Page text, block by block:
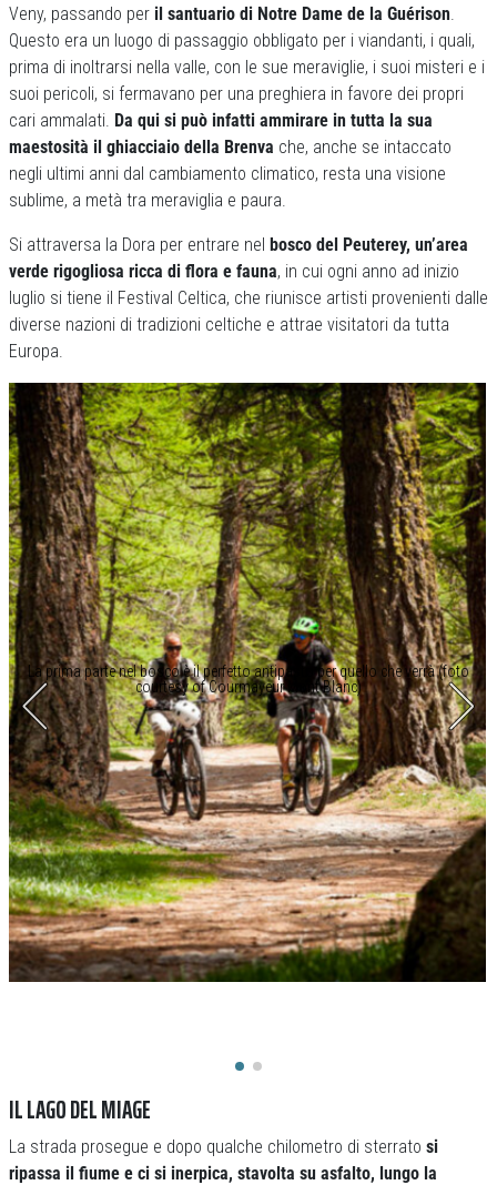
Veny, passando per il santuario di Notre Dame de la Guérison.
Questo era un luogo di passaggio obbligato per i viandanti, i quali,
prima di inoltrarsi nella valle, con le sue meraviglie, i suoi misteri e i
suoi pericoli, si fermavano per una preghiera in favore dei propri
cari ammalati. Da qui si può infatti ammirare in tutta la sua
maestosità il ghiacciaio della Brenva che, anche se intaccato
negli ultimi anni dal cambiamento climatico, resta una visione
sublime, a metà tra meraviglia e paura.
Si attraversa la Dora per entrare nel bosco del Peuterey, un’area
verde rigogliosa ricca di flora e fauna, in cui ogni anno ad inizio
luglio si tiene il Festival Celtica, che riunisce artisti provenienti dalle
diverse nazioni di tradizioni celtiche e attrae visitatori da tutta
Europa.
La prima parte nel bosco è il perfetto antipasto per quello che verrà (foto
courtesy of Courmayeur Mont Blanc)
IL LAGO DEL MIAGE
La strada prosegue e dopo qualche chilometro di sterrato si
ripassa il fiume e ci si inerpica, stavolta su asfalto, lungo la